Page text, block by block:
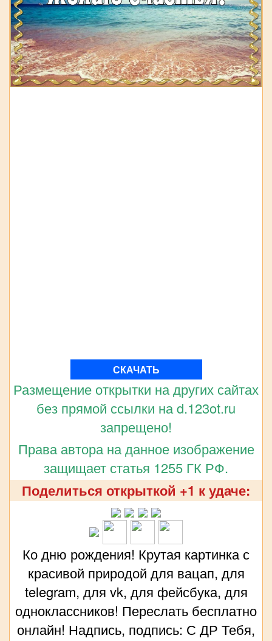
СКАЧАТЬ
Размещение открытки на других сайтах
без прямой ссылки на d.123ot.ru
запрещено!
Права автора на данное изображение
защищает статья 1255 ГК РФ.
Поделиться открыткой +1 к удаче:
Ко дню рождения! Крутая картинка с
красивой природой для вацап, для
telegram, для vk, для фейсбука, для
одноклассников! Переслать бесплатно
онлайн! Надпись, подпись: С ДР Тебя,